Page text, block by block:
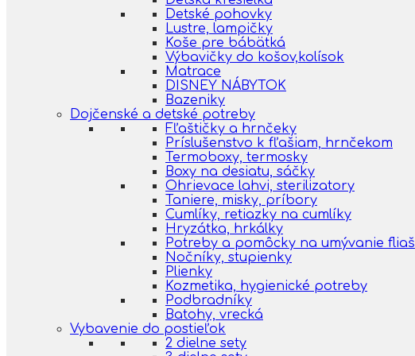
Detské pohovky
Lustre, lampičky
Koše pre bábätká
Výbavičky do košov,kolísok
Matrace
DISNEY NÁBYTOK
Bazeniky
Dojčenské a detské potreby
Fľaštičky a hrnčeky
Príslušenstvo k fľašiam, hrnčekom
Termoboxy, termosky
Boxy na desiatu, sáčky
Ohrievace lahvi, sterilizatory
Taniere, misky, príbory
Cumlíky, retiazky na cumlíky
Hryzátka, hrkálky
Potreby a pomôcky na umývanie fliaš
Nočníky, stupienky
Plienky
Kozmetika, hygienické potreby
Podbradníky
Batohy, vrecká
Vybavenie do postieľok
2 dielne sety